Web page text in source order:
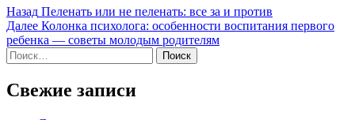
Навигация
записи
Назад Пеленать или не пеленать: все за и против
Далее Колонка психолога: особенности воспитания первого
ребенка — советы молодым родителям
Найти:
Свежие записи